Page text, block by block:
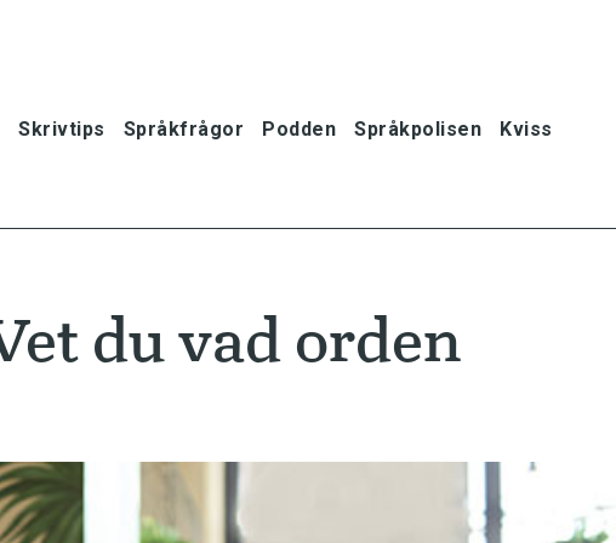
Skrivtips Språkfrågor Podden Språkpolisen Kviss
du vad orden